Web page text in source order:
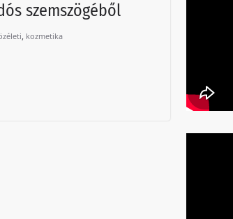
szemszögéből
, kozmetika